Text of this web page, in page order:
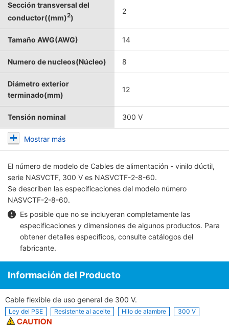
Sección transversal del
conductor((mm)2)
2
Tamaño AWG(AWG) 14
Numero de nucleos(Núcleo) 8
Diámetro exterior
terminado(mm)
12
Tensión nominal 300 V
Mostrar más
El número de modelo de Cables de alimentación - vinilo dúctil,
serie NASVCTF, 300 V es NASVCTF-2-8-60.
Se describen las especificaciones del modelo número
NASVCTF-2-8-60.
Es posible que no se incluyeran completamente las
especificaciones y dimensiones de algunos productos. Para
obtener detalles específicos, consulte catálogos del
fabricante.
Información del Producto
Cable flexible de uso general de 300 V.
Ley del PSE Resistente al aceite Hilo de alambre 300 V